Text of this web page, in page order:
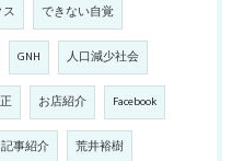
できない自覚
GNH 人口減少社会
お店紹介 Facebook
記事紹介 荒井裕樹